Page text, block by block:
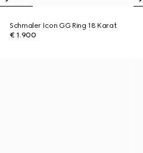
Schmaler Icon GG Ring 18 Karat
€ 1.900